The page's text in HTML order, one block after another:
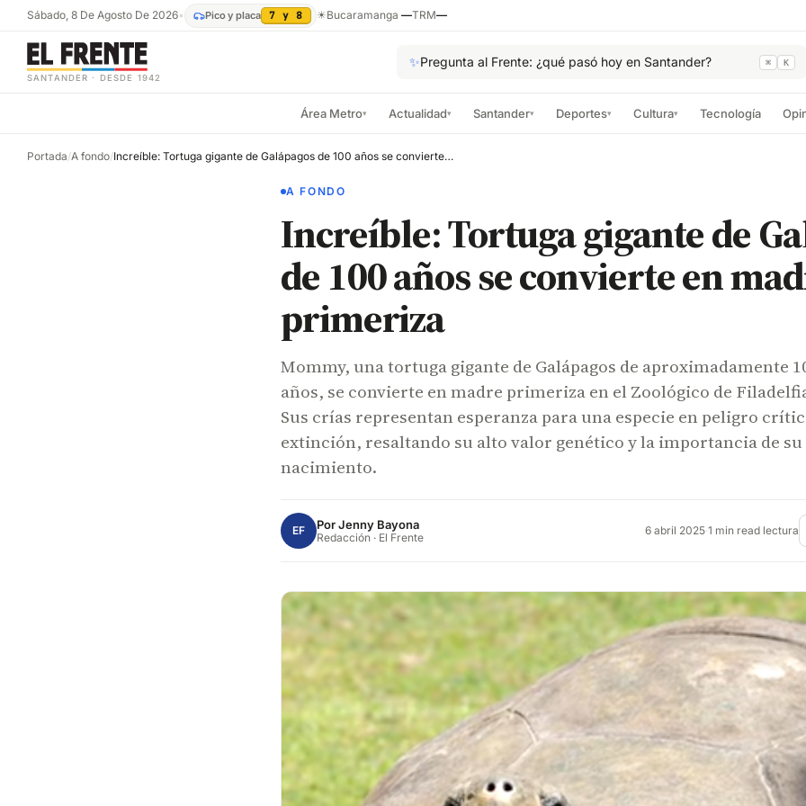
Sábado, 8 De Agosto De 2026• Pico y placa 7 y 8 ☀Bucaramanga —TRM—
SANTANDER · DESDE 1942
✨Pregunta al Frente: ¿qué pasó hoy en Santander? ⌘ K
Área Metro▾ Actualidad▾ Santander▾ Deportes▾ Cultura▾ Tecnología
Portada/A fondo/ Increíble: Tortuga gigante de Galápagos de 100 años se convierte en madre primeriza
A FONDO
Increíble: Tortuga gigante de
de 100 años se convierte en
primeriza
Mommy, una tortuga gigante de Galápagos de aproximadamente
años, se convierte en madre primeriza en el Zoológico de
Sus crías representan esperanza para una especie en peligro
extinción, resaltando su alto valor genético y la importancia de su
nacimiento.
EF PorJenny Bayona
Redacción · El Frente 6 abril 2025·1 min read lectura